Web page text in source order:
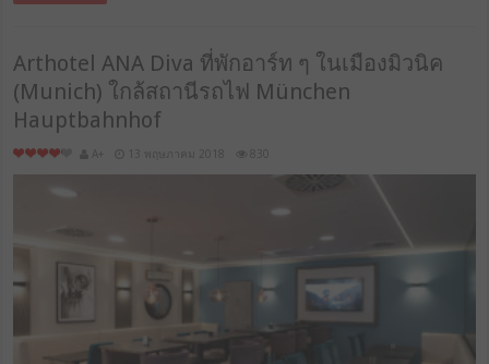
Arthotel ANA Diva ที่พักอาร์ท ๆ ในเมืองมิวนิค
(Munich) ใกล้สถานีรถไฟ München
Hauptbahnhof
A+ 13 พฤษภาคม 2018